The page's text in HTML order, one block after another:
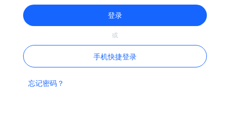
登录
手机快捷登录
忘记密码？